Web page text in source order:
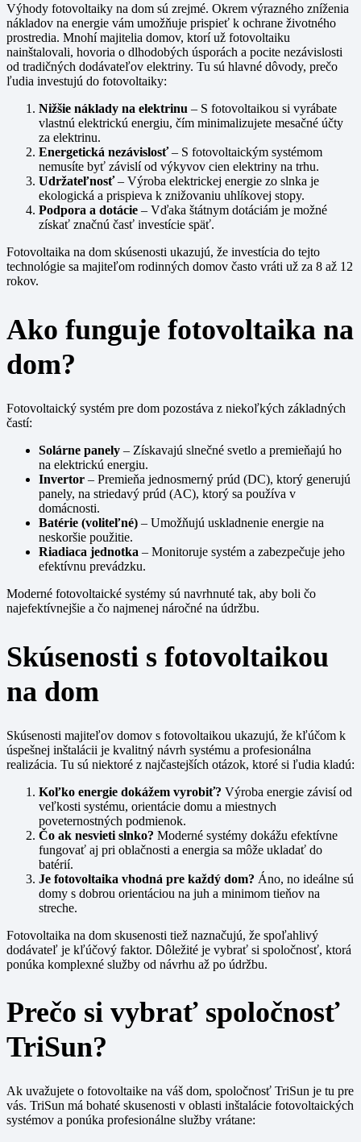
Výhody fotovoltaiky na dom sú zrejmé. Okrem výrazného zníženia
nákladov na energie vám umožňuje prispieť k ochrane životného
prostredia. Mnohí majitelia domov, ktorí už fotovoltaiku
nainštalovali, hovoria o dlhodobých úsporách a pocite nezávislosti
od tradičných dodávateľov elektriny. Tu sú hlavné dôvody, prečo
ľudia investujú do fotovoltaiky:
Nižšie náklady na elektrinu – S fotovoltaikou si vyrábate
vlastnú elektrickú energiu, čím minimalizujete mesačné účty
za elektrinu.
Energetická nezávislosť– S fotovoltaickým systémom
nemusíte byť závislí od výkyvov cien elektriny na trhu.
Udržateľnosť– Výroba elektrickej energie zo slnka je
ekologická a prispieva k znižovaniu uhlíkovej stopy.
Podpora a dotácie – Vďaka štátnym dotáciám je možné
získať značnú časť investície späť.
Fotovoltaika na dom skúsenosti ukazujú, že investícia do tejto
technológie sa majiteľom rodinných domov často vráti už za 8 až 12
rokov.
Ako funguje fotovoltaika na
dom?
Fotovoltaický systém pre dom pozostáva z niekoľkých základných
častí:
Solárne panely – Získavajú slnečné svetlo a premieňajú ho
na elektrickú energiu.
Invertor – Premieňa jednosmerný prúd (DC), ktorý generujú
panely, na striedavý prúd (AC), ktorý sa používa v
domácnosti.
Batérie (voliteľné) – Umožňujú uskladnenie energie na
neskoršie použitie.
Riadiaca jednotka – Monitoruje systém a zabezpečuje jeho
efektívnu prevádzku.
Moderné fotovoltaické systémy sú navrhnuté tak, aby boli čo
najefektívnejšie a čo najmenej náročné na údržbu.
Skúsenosti s fotovoltaikou
na dom
Skúsenosti majiteľov domov s fotovoltaikou ukazujú, že kľúčom k
úspešnej inštalácii je kvalitný návrh systému a profesionálna
realizácia. Tu sú niektoré z najčastejších otázok, ktoré si ľudia kladú:
Koľko energie dokážem vyrobiť? Výroba energie závisí od
veľkosti systému, orientácie domu a miestnych
poveternostných podmienok.
Čo ak nesvieti slnko? Moderné systémy dokážu efektívne
fungovať aj pri oblačnosti a energia sa môže ukladať do
batérií.
Je fotovoltaika vhodná pre každý dom? Áno, no ideálne sú
domy s dobrou orientáciou na juh a minimom tieňov na
streche.
Fotovoltaika na dom skusenosti tiež naznačujú, že spoľahlivý
dodávateľ je kľúčový faktor. Dôležité je vybrať si spoločnosť, ktorá
ponúka komplexné služby od návrhu až po údržbu.
Prečo si vybrať spoločnosť
TriSun?
Ak uvažujete o fotovoltaike na váš dom, spoločnosť TriSun je tu pre
vás. TriSun má bohaté skusenosti v oblasti inštalácie fotovoltaických
systémov a ponúka profesionálne služby vrátane: